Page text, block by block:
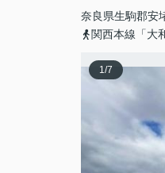
奈良県生駒郡安
関西本線「大
1/7